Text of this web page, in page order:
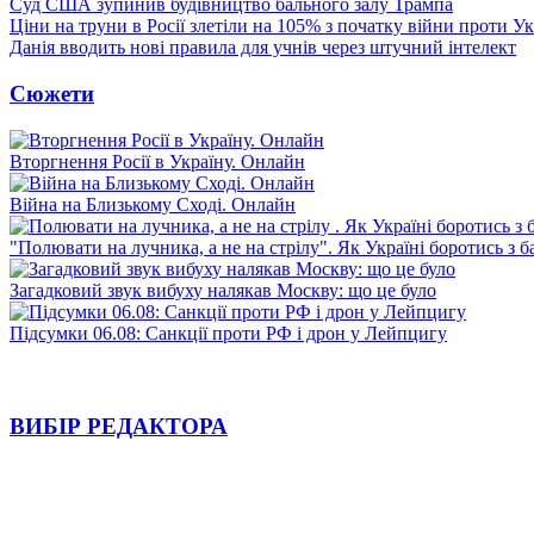
Суд США зупинив будівництво бального залу Трампа
Ціни на труни в Росії злетіли на 105% з початку війни проти
Данія вводить нові правила для учнів через штучний інтелект
Сюжети
Вторгнення Росії в Україну. Онлайн
Війна на Близькому Сході. Онлайн
"Полювати на лучника, а не на стрілу". Як Україні боротись з
Загадковий звук вибуху налякав Москву: що це було
Підсумки 06.08: Санкції проти РФ і дрон у Лейпцигу
ВИБІР РЕДАКТОРА